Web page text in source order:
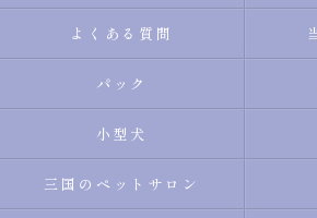
よくある質問
パック
小型犬
三国のペットサロン